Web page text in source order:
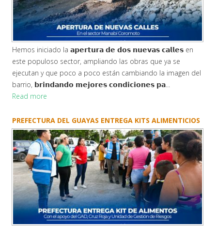
Hemos iniciado la 𝗮𝗽𝗲𝗿𝘁𝘂𝗿𝗮 𝗱𝗲 𝗱𝗼𝘀 𝗻𝘂𝗲𝘃𝗮𝘀 𝗰𝗮𝗹𝗹𝗲𝘀 en
este populoso sector, ampliando las obras que ya se
ejecutan y que poco a poco están cambiando la imagen del
barrio, 𝗯𝗿𝗶𝗻𝗱𝗮𝗻𝗱𝗼 𝗺𝗲𝗷𝗼𝗿𝗲𝘀 𝗰𝗼𝗻𝗱𝗶𝗰𝗶𝗼𝗻𝗲𝘀 𝗽𝗮...
Read more
PREFECTURA DEL GUAYAS ENTREGA KITS ALIMENTICIOS